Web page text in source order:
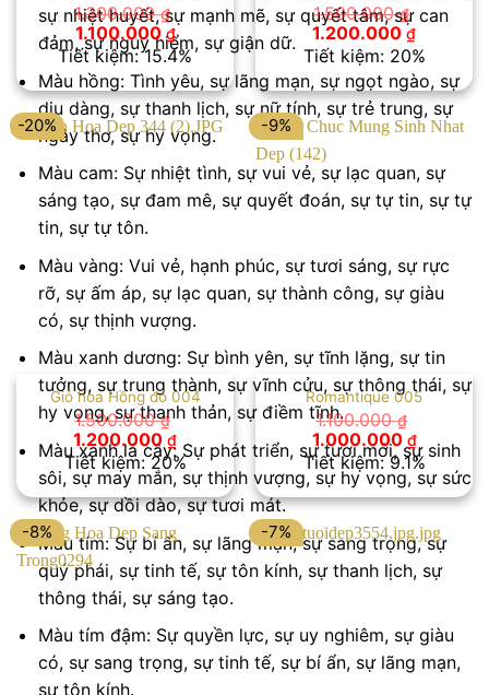
sự nhiệt huyết, sự mạnh mẽ, sự quyết tâm, sự can
đảm, sự nguy hiểm, sự giận dữ.
Màu hồng: Tình yêu, sự lãng mạn, sự ngọt ngào, sự
dịu dàng, sự thanh lịch, sự nữ tính, sự trẻ trung, sự
ngây thơ, sự hy vọng.
Màu cam: Sự nhiệt tình, sự vui vẻ, sự lạc quan, sự
sáng tạo, sự đam mê, sự quyết đoán, sự tự tin, sự tự
tin, sự tự tôn.
Màu vàng: Vui vẻ, hạnh phúc, sự tươi sáng, sự rực
rỡ, sự ấm áp, sự lạc quan, sự thành công, sự giàu
có, sự thịnh vượng.
Màu xanh dương: Sự bình yên, sự tĩnh lặng, sự tin
tưởng, sự trung thành, sự vĩnh cửu, sự thông thái, sự
hy vọng, sự thanh thản, sự điềm tĩnh.
Màu xanh lá cây: Sự phát triển, sự tươi mới, sự sinh
sôi, sự may mắn, sự thịnh vượng, sự hy vọng, sự sức
khỏe, sự dồi dào, sự tươi mát.
Màu tím: Sự bí ẩn, sự lãng mạn, sự sang trọng, sự
quý phái, sự tinh tế, sự tôn kính, sự thanh lịch, sự
thông thái, sự sáng tạo.
Màu tím đậm: Sự quyền lực, sự uy nghiêm, sự giàu
có, sự sang trọng, sự tinh tế, sự bí ẩn, sự lãng mạn,
sự tôn kính.
1.300.000₫
Giá
gốc
là:
1.300.000 ₫.
1.100.000 ₫Giá
hiện
tại
là:
1.100.000 ₫.
Tiết kiệm: 15.4%
1.500.000₫
Giá
gốc
là:
1.500.000 ₫.
1.200.000 ₫Giá
hiện
tại
là:
Tiết kiệm: 20%
-20%
Giỏ hoa Hồng đỏ 004
1.500.000₫
Giá
gốc
là:
1.500.000 ₫.
1.200.000 ₫Giá
hiện
tại
là:
1.200.000 ₫.
Tiết kiệm: 20%
-9%
Romantique 005
1.100.000₫
Giá
gốc
là:
1.100.000 ₫.
1.000.000 ₫Giá
hiện
tại
là:
Tiết kiệm: 9.1%
-8% -7%